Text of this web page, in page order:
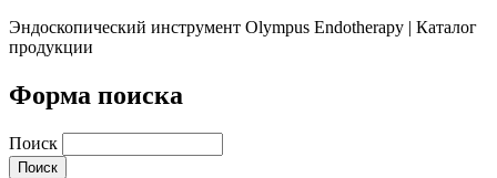
Эндоскопический инструмент Olympus Endotherapy | Каталог
продукции
Форма поиска
Поиск